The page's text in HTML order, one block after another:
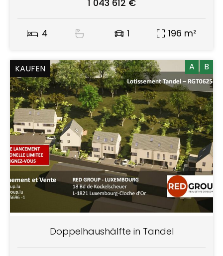
1 043 612 €
4 1 196 m²
KAUFEN A B
Doppelhaushälfte in Tandel